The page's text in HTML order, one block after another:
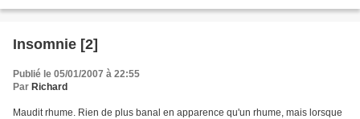
Insomnie [2]
Publié le 05/01/2007 à 22:55
Par Richard
Maudit rhume. Rien de plus banal en apparence qu'un rhume, mais lorsque